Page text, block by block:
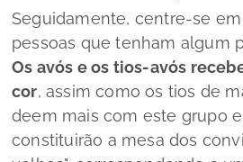
Seguidamente, centre-se
pessoas que tenham algum
Os avós e os tios-avós
cor, assim como os tios de
deem mais com este grupo
constituirão a mesa dos